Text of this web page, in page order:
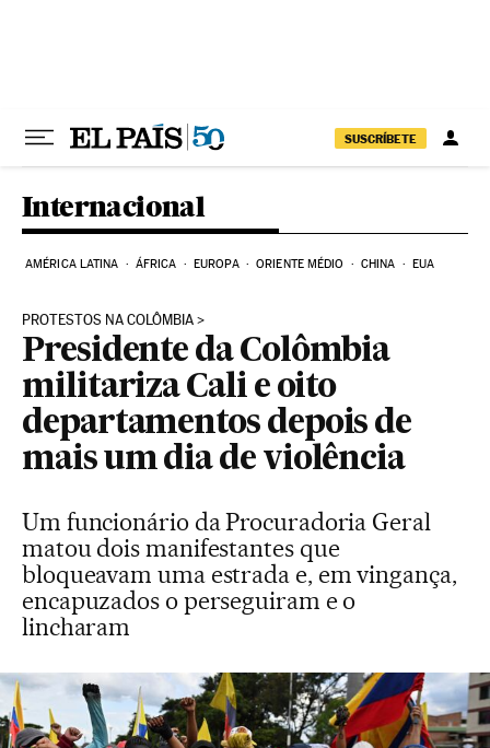
SUSCRÍBETE
Internacional
AMÉRICA LATINA ÁFRICA EUROPA ORIENTE MÉDIO CHINA EUA
PROTESTOS NA COLÔMBIA
Presidente da Colômbia
militariza Cali e oito
departamentos depois de
mais um dia de violência
Um funcionário da Procuradoria Geral
matou dois manifestantes que
bloqueavam uma estrada e, em vingança,
encapuzados o perseguiram e o
lincharam